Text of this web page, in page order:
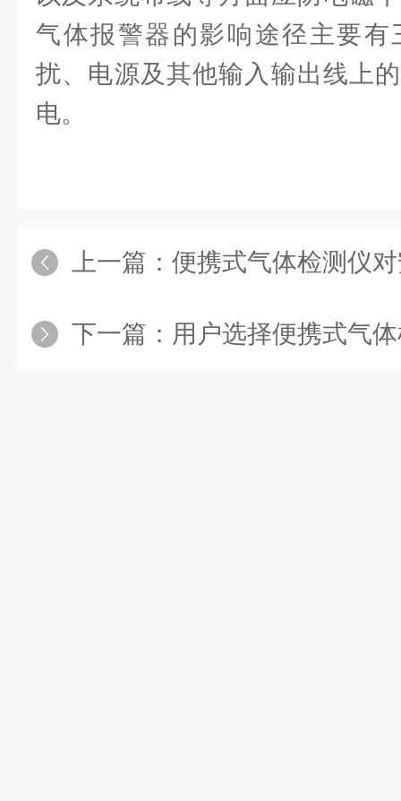
气体报警器的影响途径主要有
扰、电源及其他输入输出线上
电。
上一篇： 便携式气体检测仪
下一篇： 用户选择便携式气